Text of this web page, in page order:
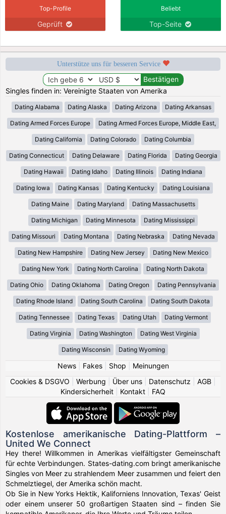
Top-Profile
Geprüft
Beliebt
Top-Seite
Unterstütze uns für besseren Service
Singles finden in: Vereinigte Staaten von Amerika
Dating Alabama Dating Alaska Dating Arizona Dating Arkansas
Dating Armed Forces Europe Dating Armed Forces Europe, Middle East,
Dating California Dating Colorado Dating Columbia
Dating Connecticut Dating Delaware Dating Florida Dating Georgia
Dating Hawaii Dating Idaho Dating Illinois Dating Indiana
Dating Iowa Dating Kansas Dating Kentucky Dating Louisiana
Dating Maine Dating Maryland Dating Massachusetts
Dating Michigan Dating Minnesota Dating Mississippi
Dating Missouri Dating Montana Dating Nebraska Dating Nevada
Dating New Hampshire Dating New Jersey Dating New Mexico
Dating New York Dating North Carolina Dating North Dakota
Dating Ohio Dating Oklahoma Dating Oregon Dating Pennsylvania
Dating Rhode Island Dating South Carolina Dating South Dakota
Dating Tennessee Dating Texas Dating Utah Dating Vermont
Dating Virginia Dating Washington Dating West Virginia
Dating Wisconsin Dating Wyoming
News| Fakes| Shop
Meinungen
Cookies & DSGVO
Werbung Über uns Datenschutz AGB
Kindersicherheit
Kontakt FAQ
Kostenlose amerikanische Dating-Plattform –
United We Connect
Hey there! Willkommen in Amerikas vielfältigster Gemeinschaft
für echte Verbindungen. States-dating.com bringt amerikanische
Singles von Meer zu strahlendem Meer zusammen und feiert den
Schmelztiegel, der Amerika schön macht.
Ob Sie in New Yorks Hektik, Kaliforniens Innovation, Texas' Geist
oder einem unserer 50 großartigen Staaten sind – finden Sie